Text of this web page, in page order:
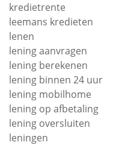
kredietrente
leemans kredieten
lenen
lening aanvragen
lening berekenen
lening binnen 24 uur
lening mobilhome
lening op afbetaling
lening oversluiten
leningen